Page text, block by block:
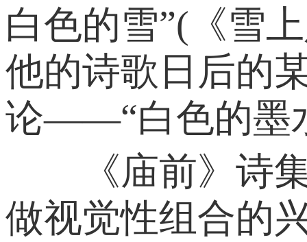
白色的雪”(《雪
他的诗歌日后的
论——“白色的墨
《庙前》诗集
做视觉性组合的